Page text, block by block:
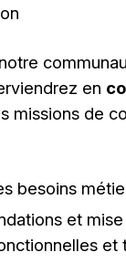
en
missions de
besoins
et
et